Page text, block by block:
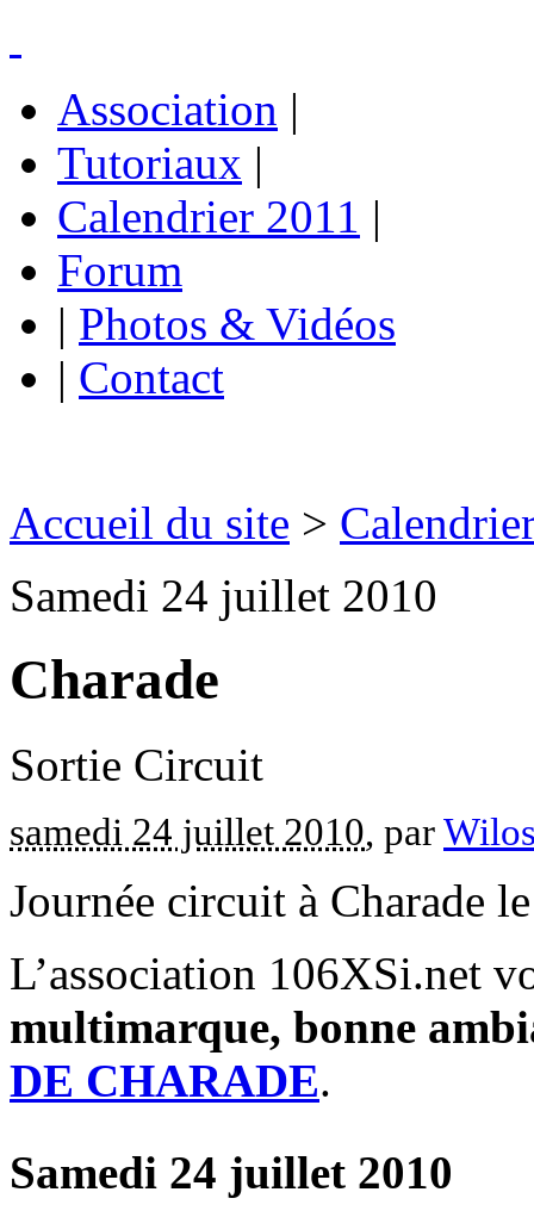
Association |
Tutoriaux |
Calendrier 2011 |
Forum
| Photos & Vidéos
| Contact
Accueil du site >
Samedi 24 juillet 2010
Charade
Sortie Circuit
samedi 24 juillet 2010, par
Journée circuit à Charade
L’association 106XSi.net
multimarque, bonne
DE CHARADE.
Samedi 24 juillet 2010